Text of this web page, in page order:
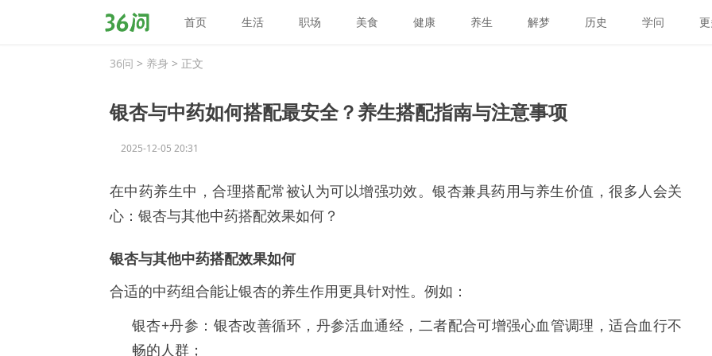
问
首页 生活 职场 美食 健康 养生 解梦 历史 学问
36问 > 养身 > 正文
银杏与中药如何搭配最安全？养生搭配指南与注意事项
2025-12-05 20:31
在中药养生中，合理搭配常被认为可以增强功效。银杏兼具药用与养生价值，很多人会关
心：银杏与其他中药搭配效果如何？
银杏与其他中药搭配效果如何
合适的中药组合能让银杏的养生作用更具针对性。例如：
银杏+丹参：银杏改善循环，丹参活血通经，二者配合可增强心血管调理，适合血行不
畅的人群；